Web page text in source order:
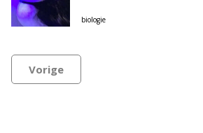
biologie
Vorige